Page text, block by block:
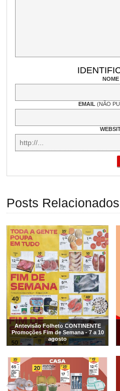
NOME
EMAIL(NÃO
Posts Relacionados
Antevisão Folheto CONTINENTE
Promoções Fim de Semana - 7 a 10
agosto